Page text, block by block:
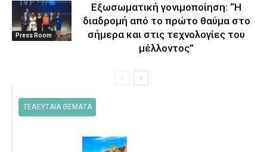
Press Room
Eξωσωματική γονιμοποίηση: “Η
διαδρομή από το πρώτο θαύμα στο
σήμερα και στις τεχνολογίες του
μέλλοντος’’
ΤΕΛΕΥΤΑΙΑ ΘΕΜΑΤΑ